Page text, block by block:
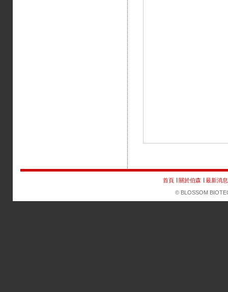
首頁 ∣ 關於伯森 ∣ 最新消息
© BLOSSOM